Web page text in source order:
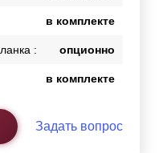
в комплекте
: опционно
в комплекте
Задать вопрос